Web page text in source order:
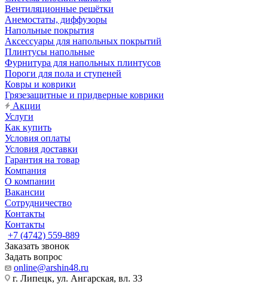
Вентиляционные решётки
Анемостаты, диффузоры
Напольные покрытия
Аксессуары для напольных покрытий
Плинтусы напольные
Фурнитура для напольных плинтусов
Пороги для пола и ступеней
Ковры и коврики
Грязезащитные и придверные коврики
Акции
Услуги
Как купить
Условия оплаты
Условия доставки
Гарантия на товар
Компания
О компании
Вакансии
Сотрудничество
Контакты
Контакты
+7 (4742) 559-889
Заказать звонок
Задать вопрос
online@arshin48.ru
г. Липецк, ул. Ангарская, вл. 33